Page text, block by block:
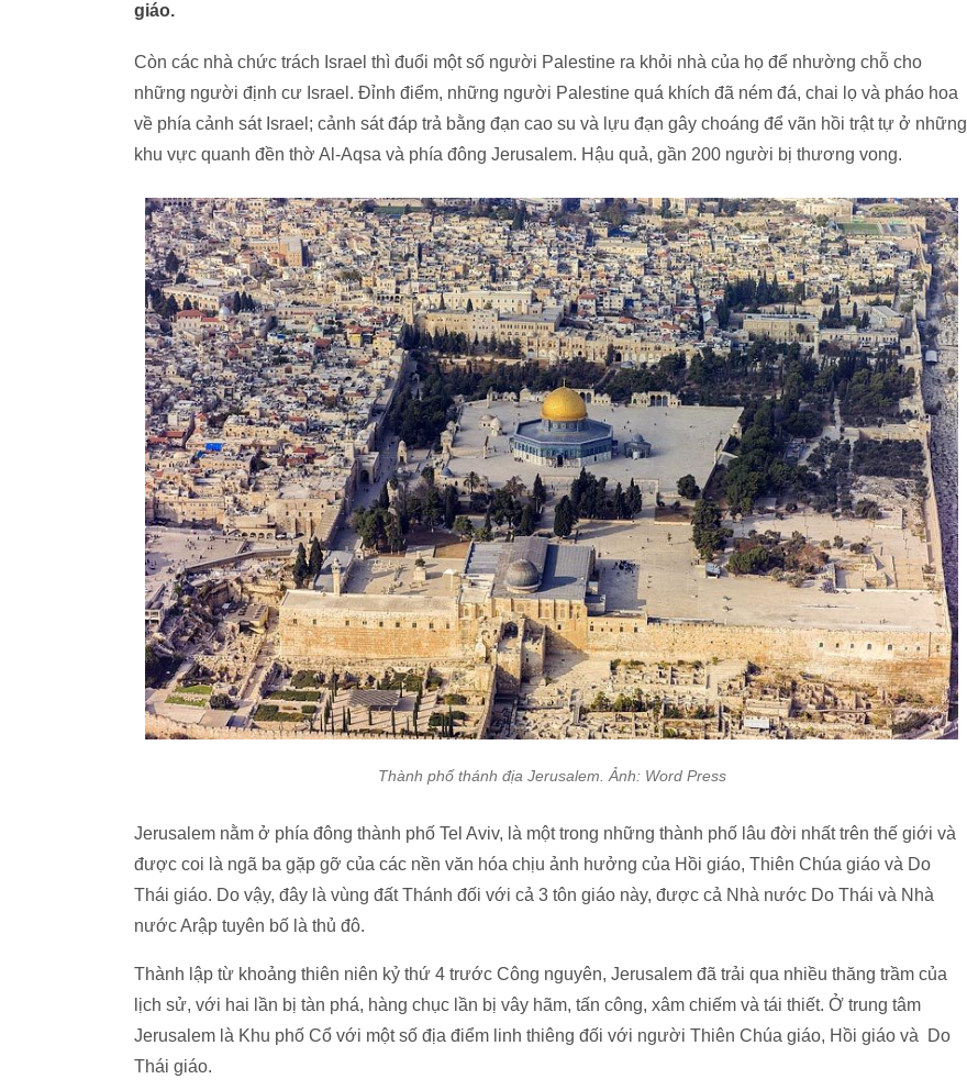
giáo.
Còn các nhà chức trách Israel thì đuổi một số người Palestine ra khỏi nhà của họ để nhường chỗ cho
những người định cư Israel. Đỉnh điểm, những người Palestine quá khích đã ném đá, chai lọ và pháo hoa
về phía cảnh sát Israel; cảnh sát đáp trả bằng đạn cao su và lựu đạn gây choáng để vãn hồi trật tự ở những
khu vực quanh đền thờ Al-Aqsa và phía đông Jerusalem. Hậu quả, gần 200 người bị thương vong.
Thành phố thánh địa Jerusalem. Ảnh: Word Press
Jerusalem nằm ở phía đông thành phố Tel Aviv, là một trong những thành phố lâu đời nhất trên thế giới và
được coi là ngã ba gặp gỡ của các nền văn hóa chịu ảnh hưởng của Hồi giáo, Thiên Chúa giáo và Do
Thái giáo. Do vậy, đây là vùng đất Thánh đối với cả 3 tôn giáo này, được cả Nhà nước Do Thái và Nhà
nước Arập tuyên bố là thủ đô.
Thành lập từ khoảng thiên niên kỷ thứ 4 trước Công nguyên, Jerusalem đã trải qua nhiều thăng trầm của
lịch sử, với hai lần bị tàn phá, hàng chục lần bị vây hãm, tấn công, xâm chiếm và tái thiết. Ở trung tâm
Jerusalem là Khu phố Cổ với một số địa điểm linh thiêng đối với người Thiên Chúa giáo, Hồi giáo và Do
Thái giáo.